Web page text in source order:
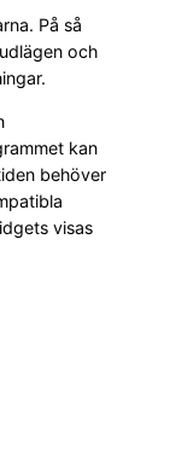
På så
och
kan
behöver
visas